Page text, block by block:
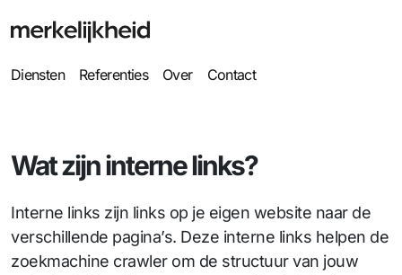
Diensten Referenties Over Contact
Wat zijn interne links?
Interne links zijn links op je eigen website naar de
verschillende pagina’s. Deze interne links helpen de
zoekmachine crawler om de structuur van jouw